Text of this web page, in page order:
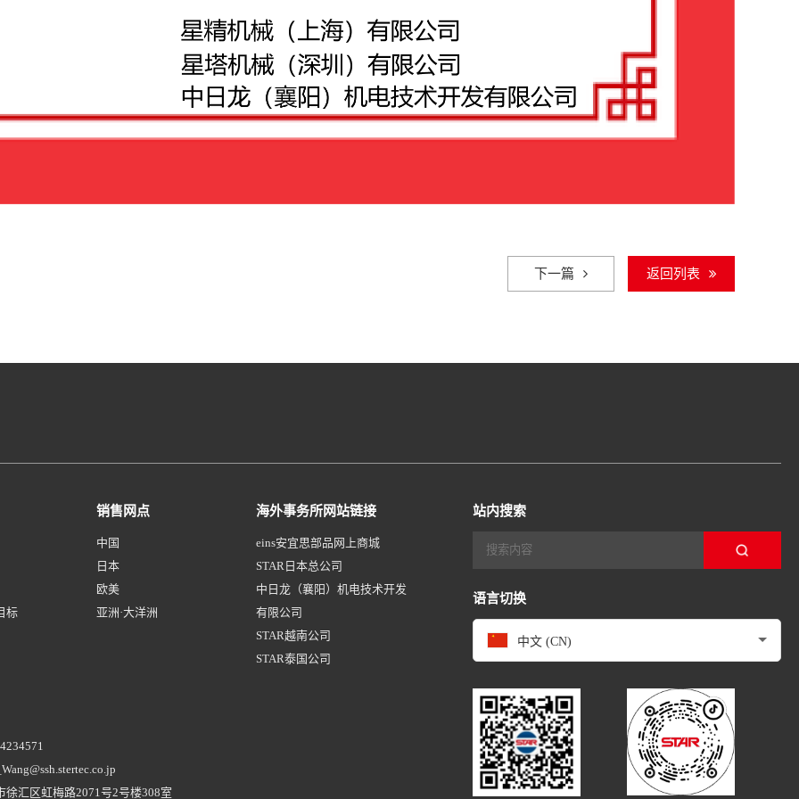
下一篇 返回列表
标
销售网点
中国
日本
欧美
亚洲·大洋洲
海外事务所网站链接
eins安宜思部品网上商城
STAR日本总公司
中日龙（襄阳）机电技术开发
有限公司
STAR越南公司
STAR泰国公司
徐汇区虹梅路2071号2号楼308室
站内搜索
语言切换
中文 (CN)